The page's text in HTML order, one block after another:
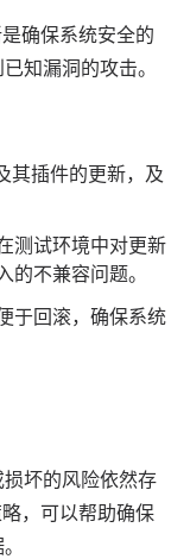
确保系统安全的
知漏洞的攻击。
其插件的更新，及
测试环境中对更新
不兼容问题。
于回滚，确保系统
坏的风险依然存
，可以帮助确保